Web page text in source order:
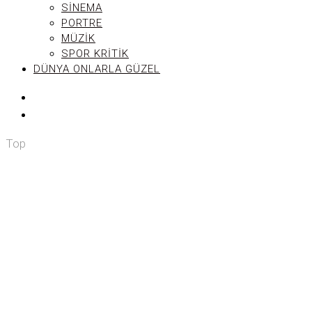
SINEMA
PORTRE
MÜZIK
SPOR KRITIK
DÜNYA ONLARLA GÜZEL
Top